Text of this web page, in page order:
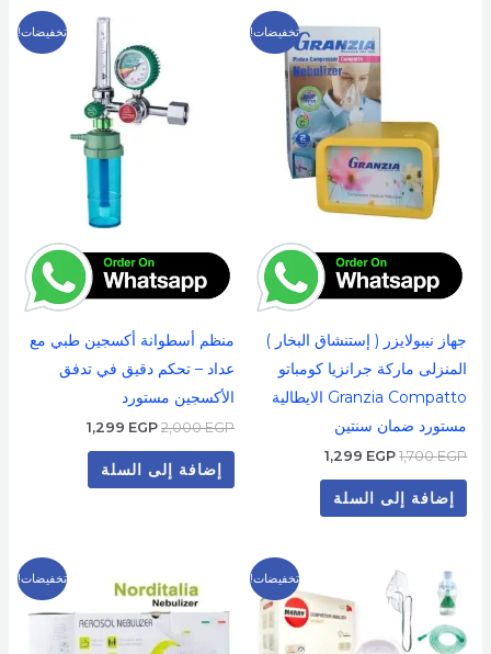
تخفيضات!
جهاز نيبولايزر ( إستنشاق البخار )
المنزلى ماركة جرانزيا كومباتو
Granzia Compatto الايطالية
مستورد ضمان سنتين
1,700EGP
السعر
الأصلي
هو:
1,700 EGP.
1,299 EGP
السعر
الحالي
هو:
1,299 EGP.
إضافة إلى السلة
تخفيضات!
منظم أسطوانة أكسجين طبي مع
عداد – تحكم دقيق في تدفق
الأكسجين مستورد
2,000EGP
الأصلي
هو:
2,000 EGP.
1,299 EGP
السعر
الحالي
إضافة إلى السلة
تخفيضات!
السعر
الأصلي
هو:
السعر
الحالي
هو:
1,199 EGP.
تخفيضات!
الأصلي
هو:
2,000 EGP.
السعر
الحالي
1,499 EGP.